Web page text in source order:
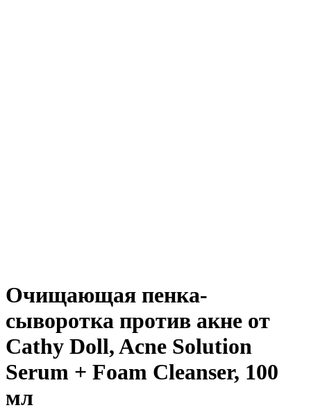
Очищающая пенка-
сыворотка против акне от
Cathy Doll, Acne Solution
Serum + Foam Cleanser, 100
мл